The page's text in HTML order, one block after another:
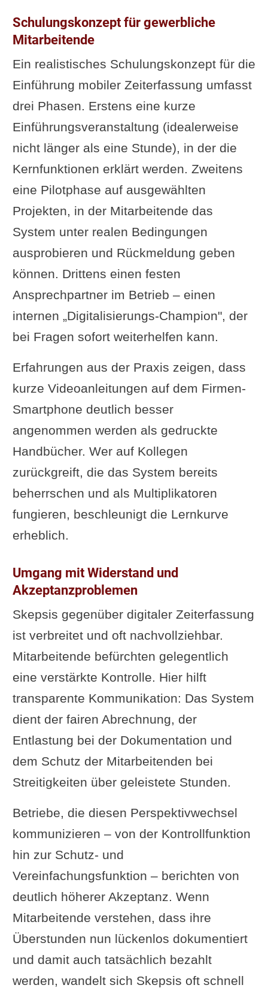
Schulungskonzept für gewerbliche
Mitarbeitende
Ein realistisches Schulungskonzept für die
Einführung mobiler Zeiterfassung umfasst
drei Phasen. Erstens eine kurze
Einführungsveranstaltung (idealerweise
nicht länger als eine Stunde), in der die
Kernfunktionen erklärt werden. Zweitens
eine Pilotphase auf ausgewählten
Projekten, in der Mitarbeitende das
System unter realen Bedingungen
ausprobieren und Rückmeldung geben
können. Drittens einen festen
Ansprechpartner im Betrieb – einen
internen „Digitalisierungs-Champion", der
bei Fragen sofort weiterhelfen kann.
Erfahrungen aus der Praxis zeigen, dass
kurze Videoanleitungen auf dem Firmen-
Smartphone deutlich besser
angenommen werden als gedruckte
Handbücher. Wer auf Kollegen
zurückgreift, die das System bereits
beherrschen und als Multiplikatoren
fungieren, beschleunigt die Lernkurve
erheblich.
Umgang mit Widerstand und
Akzeptanzproblemen
Skepsis gegenüber digitaler Zeiterfassung
ist verbreitet und oft nachvollziehbar.
Mitarbeitende befürchten gelegentlich
eine verstärkte Kontrolle. Hier hilft
transparente Kommunikation: Das System
dient der fairen Abrechnung, der
Entlastung bei der Dokumentation und
dem Schutz der Mitarbeitenden bei
Streitigkeiten über geleistete Stunden.
Betriebe, die diesen Perspektivwechsel
kommunizieren – von der Kontrollfunktion
hin zur Schutz- und
Vereinfachungsfunktion – berichten von
deutlich höherer Akzeptanz. Wenn
Mitarbeitende verstehen, dass ihre
Überstunden nun lückenlos dokumentiert
und damit auch tatsächlich bezahlt
werden, wandelt sich Skepsis oft schnell